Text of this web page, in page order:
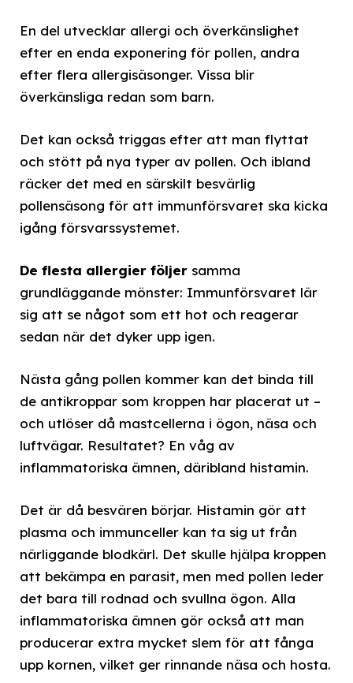
En del utvecklar allergi och överkänslighet
efter en enda exponering för pollen, andra
efter flera allergisäsonger. Vissa blir
överkänsliga redan som barn.
Det kan också triggas efter att man flyttat
och stött på nya typer av pollen. Och ibland
räcker det med en särskilt besvärlig
pollensäsong för att immunförsvaret ska kicka
igång försvarssystemet.
De flesta allergier följer samma
grundläggande mönster: Immunförsvaret lär
sig att se något som ett hot och reagerar
sedan när det dyker upp igen.
Nästa gång pollen kommer kan det binda till
de antikroppar som kroppen har placerat ut –
och utlöser då mastcellerna i ögon, näsa och
luftvägar. Resultatet? En våg av
inflammatoriska ämnen, däribland histamin.
Det är då besvären börjar. Histamin gör att
plasma och immunceller kan ta sig ut från
närliggande blodkärl. Det skulle hjälpa kroppen
att bekämpa en parasit, men med pollen leder
det bara till rodnad och svullna ögon. Alla
inflammatoriska ämnen gör också att man
producerar extra mycket slem för att fånga
upp kornen, vilket ger rinnande näsa och hosta.